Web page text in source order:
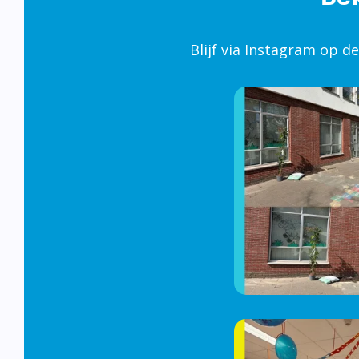
Blijf via Instagram op